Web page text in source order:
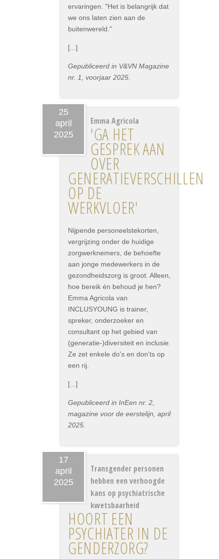
ervaringen. "Het is belangrijk dat
we ons laten zien aan de
buitenwereld."
[...]
Gepubliceerd in V&VN Magazine
nr. 1, voorjaar 2025.
25
april
2025
Emma Agricola
'GA HET
GESPREK AAN
OVER
GENERATIEVERSCHILLEN
OP DE
WERKVLOER'
Nijpende personeelstekorten,
vergrijzing onder de huidige
zorgwerknemers, de behoefte
aan jonge medewerkers in de
gezondheidszorg is groot. Alleen,
hoe bereik én behoud je hen?
Emma Agricola van
INCLUSYOUNG is trainer,
spreker, onderzoeker en
consultant op het gebied van
(generatie-)diversiteit en inclusie.
Ze zet enkele do's en don'ts op
een rij.
[...]
Gepubliceerd in InEen nr. 2,
magazine voor de eerstelijn, april
2025.
17
april
2025
Transgender personen
hebben een verhoogde
kans op psychiatrische
kwetsbaarheid
HOORT EEN
PSYCHIATER IN DE
GENDERZORG?